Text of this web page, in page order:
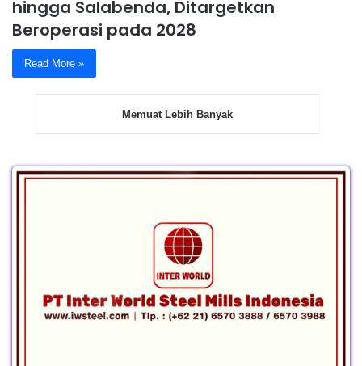
hingga Salabenda, Ditargetkan
Beroperasi pada 2028
Read More »
Memuat Lebih Banyak